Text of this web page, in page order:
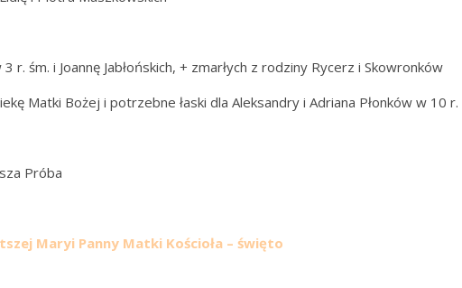
r. śm. i Joannę Jabłońskich, + zmarłych z rodziny Rycerz i Skowronków
Matki Bożej i potrzebne łaski dla Aleksandry i Adriana Płonków w 10 r.
Próba
Maryi Panny Matki Kościoła – święto